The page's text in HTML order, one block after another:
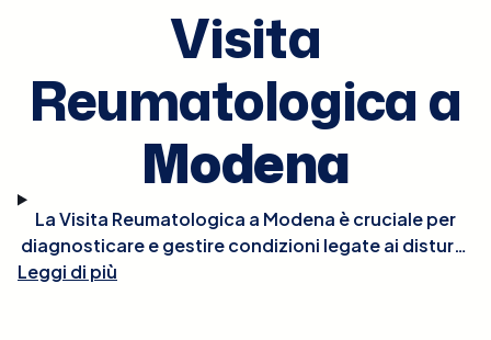
Visita
Reumatologica a
Modena
La Visita Reumatologica a Modena è cruciale per
diagnosticare e gestire condizioni legate ai disturbi
del sistema muscolo-scheletrico e del tessuto
Leggi di più